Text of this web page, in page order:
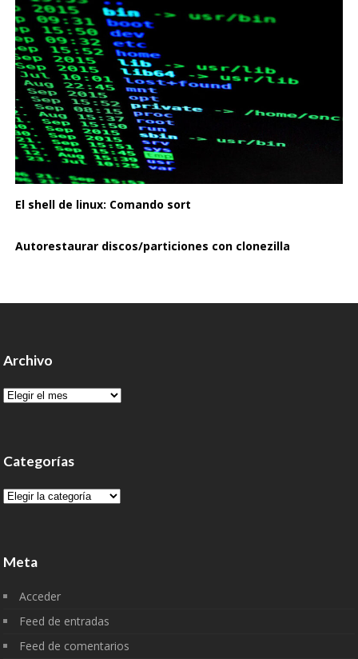
El shell de linux: Comando sort
Autorestaurar discos/particiones con clonezilla
Archivo
Archivo
Categorías
Categorías
Meta
Acceder
Feed de entradas
Feed de comentarios